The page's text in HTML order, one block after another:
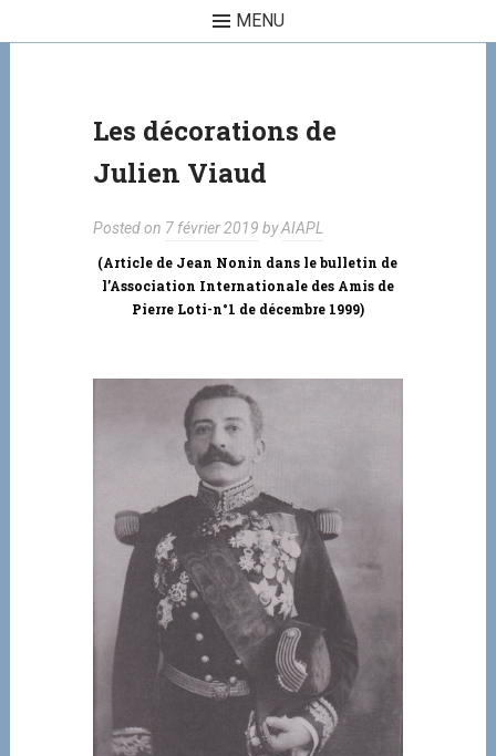
MENU
Les décorations de
Julien Viaud
Posted on 7 février 2019 byAIAPL
(Article de Jean Nonin dans le bulletin de
l’Association Internationale des Amis de
Pierre Loti-n°1 de décembre 1999)